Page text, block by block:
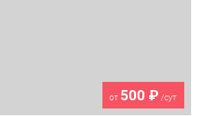
от 500 ₽ /сут